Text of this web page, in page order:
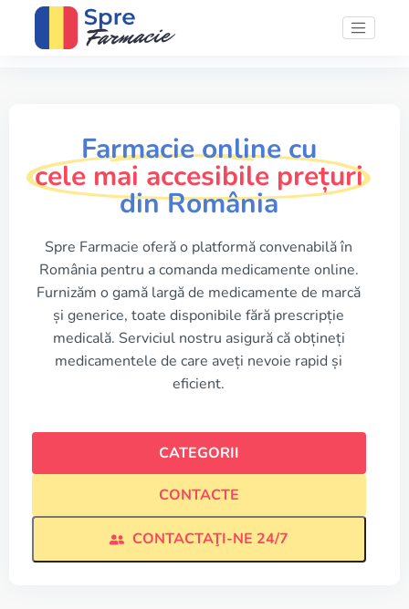
Farmacie online cu
cele mai accesibile prețuri
din România
Spre Farmacie oferă o platformă convenabilă în
România pentru a comanda medicamente online.
Furnizăm o gamă largă de medicamente de marcă
și generice, toate disponibile fără prescripție
medicală. Serviciul nostru asigură că obțineți
medicamentele de care aveți nevoie rapid și
eficient.
CATEGORII
CONTACTE
CONTACTAŢI-NE 24/7